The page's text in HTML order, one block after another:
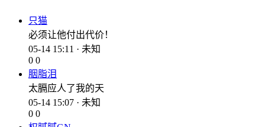
只猫
必须让他付出代价！
05-14 15:11 · 未知
0 0
胭脂泪
太膈应人了我的天
05-14 15:07 · 未知
0 0